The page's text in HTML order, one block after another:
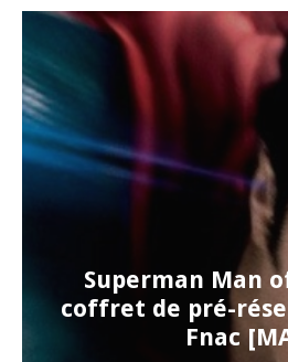
Superman Man
coffret de pré-
Fnac